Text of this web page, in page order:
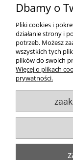
, ul.
info@goldsun-
Biuro, magazyn,
Dbamy o
Pliki cookies i
działanie strony i
potrzeb. Możesz
wszystkich tych
plików do swoich
Więcej o plikach
prywatności.